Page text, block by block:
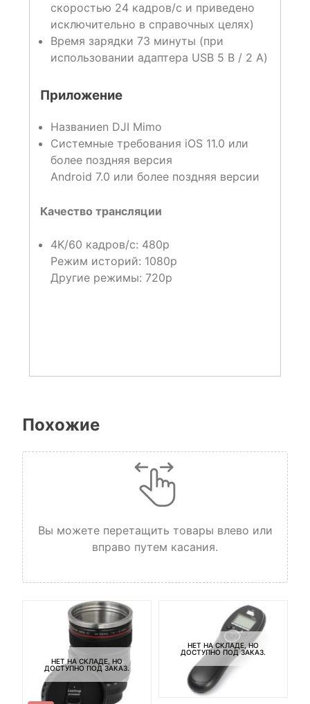
скоростью 24 кадров/с и приведено
исключительно в справочных целях)
Время зарядки 73 минуты (при
использовании адаптера USB 5 В / 2 A)
Приложение
Названиеn DJI Mimo
Системные требования iOS 11.0 или
более поздняя версия
Android 7.0 или более поздняя версии
Качество трансляции
4K/60 кадров/с: 480p
Режим историй: 1080p
Другие режимы: 720p
Похожие
Вы можете перетащить товары влево или
вправо путем касания.
НЕТ НА СКЛАДЕ, НО
ДОСТУПНО ПОД ЗАКАЗ.
НЕТ НА СКЛАДЕ, НО
ДОСТУПНО ПОД ЗАКАЗ.